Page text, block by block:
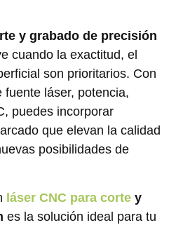
y grabado de precisión
cuando la exactitud, el
son prioritarios. Con
fuente láser, potencia,
puedes incorporar
que elevan la calidad
posibilidades de
láser CNC para corte y
es la solución ideal para tu